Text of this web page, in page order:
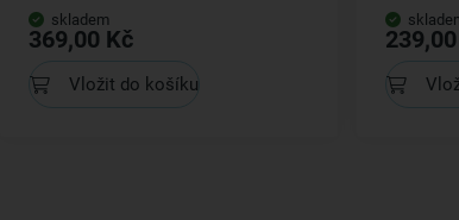
skladem
369,00 Kč
Vložit do košíku